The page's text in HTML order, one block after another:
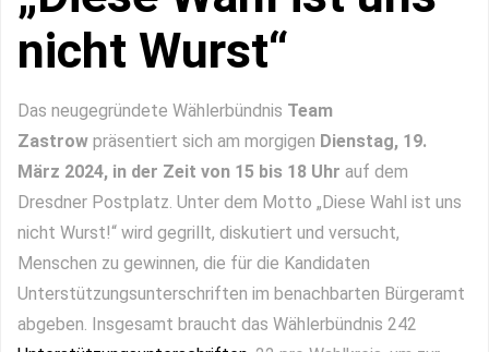
nicht Wurst“
Das neugegründete Wählerbündnis Team
Zastrow präsentiert sich am morgigen Dienstag, 19.
März 2024, in der Zeit von 15 bis 18 Uhr auf dem
Dresdner Postplatz. Unter dem Motto „Diese Wahl ist uns
nicht Wurst!“ wird gegrillt, diskutiert und versucht,
Menschen zu gewinnen, die für die Kandidaten
Unterstützungsunterschriften im benachbarten Bürgeramt
abgeben. Insgesamt braucht das Wählerbündnis 242